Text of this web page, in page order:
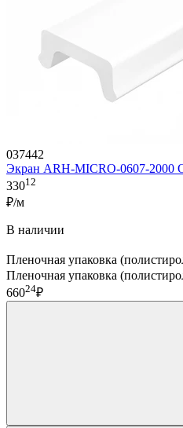
037442
Экран ARH-MICRO-0607-2000
33012
₽/м
В наличии
Пленочная упаковка
Пленочная упаковка
66024₽